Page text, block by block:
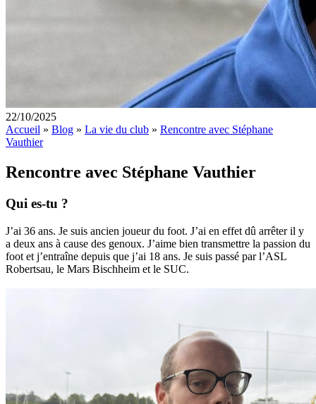
22/10/2025
Accueil » Blog » La vie du club » Rencontre avec Stéphane
Vauthier
Rencontre avec Stéphane Vauthier
Qui es-tu ?
J’ai 36 ans. Je suis ancien joueur du foot. J’ai en effet dû arrêter il y
a deux ans à cause des genoux. J’aime bien transmettre la passion du
foot et j’entraîne depuis que j’ai 18 ans. Je suis passé par l’ASL
Robertsau, le Mars Bischheim et le SUC.